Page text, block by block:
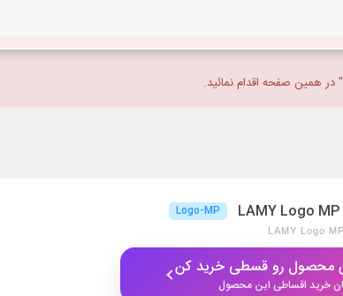
" در همین صفحه اقدام نمائید.
Logo-MP
محصول رو قسطی خرید کن
خرید اقساطی این محصول